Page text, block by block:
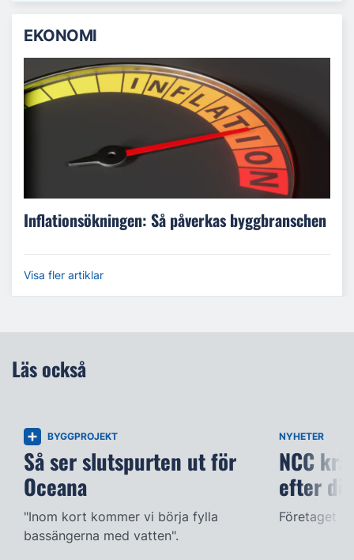
EKONOMI
Inflationsökningen: Så påverkas byggbranschen
Visa fler artiklar
Läs också
BYGGPROJEKT
Så ser slutspurten ut för
Oceana
"Inom kort kommer vi börja fylla
bassängerna med vatten".
NYHETER
NCC
efter
Företaget